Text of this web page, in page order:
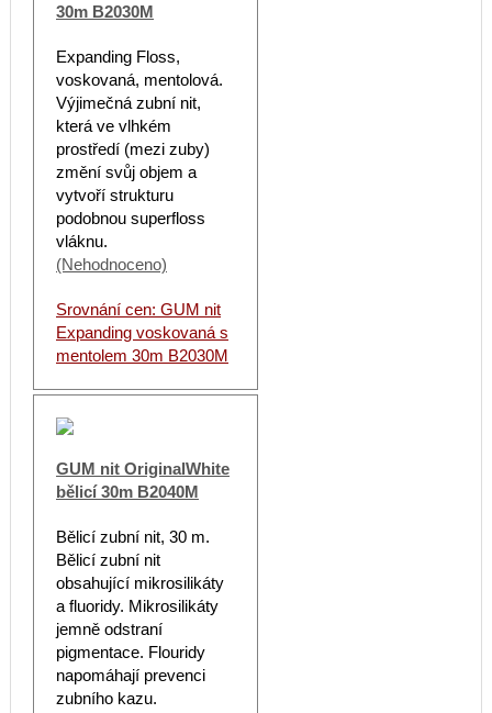
30m B2030M
Expanding Floss,
voskovaná, mentolová.
Výjimečná zubní nit,
která ve vlhkém
prostředí (mezi zuby)
změní svůj objem a
vytvoří strukturu
podobnou superfloss
vláknu.
(Nehodnoceno)
Srovnání cen: GUM nit
Expanding voskovaná s
mentolem 30m B2030M
GUM nit OriginalWhite
bělicí 30m B2040M
Bělicí zubní nit, 30 m.
Bělicí zubní nit
obsahující mikrosilikáty
a fluoridy. Mikrosilikáty
jemně odstraní
pigmentace. Flouridy
napomáhají prevenci
zubního kazu.